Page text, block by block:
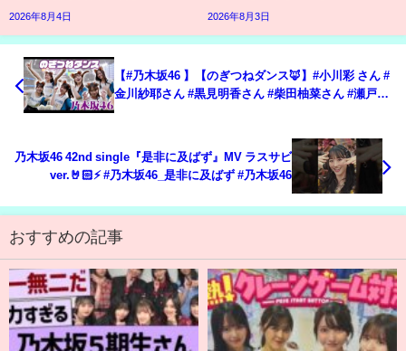
2026年8月4日 2026年8月3日
【#乃木坂46 】【のぎつねダンス🦊】#小川彩 さん #
金川紗耶さん #黒見明香さん #柴田柚菜さん #瀬戸口
乃木坂46 42nd single『是非に及ばず』MV ラスサビ
ver.🤘🏻⚡ #乃木坂46_是非に及ばず #乃木坂46
おすすめの記事